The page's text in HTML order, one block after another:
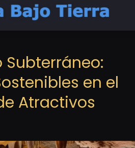
Subterráneo:
en el
Atractivos